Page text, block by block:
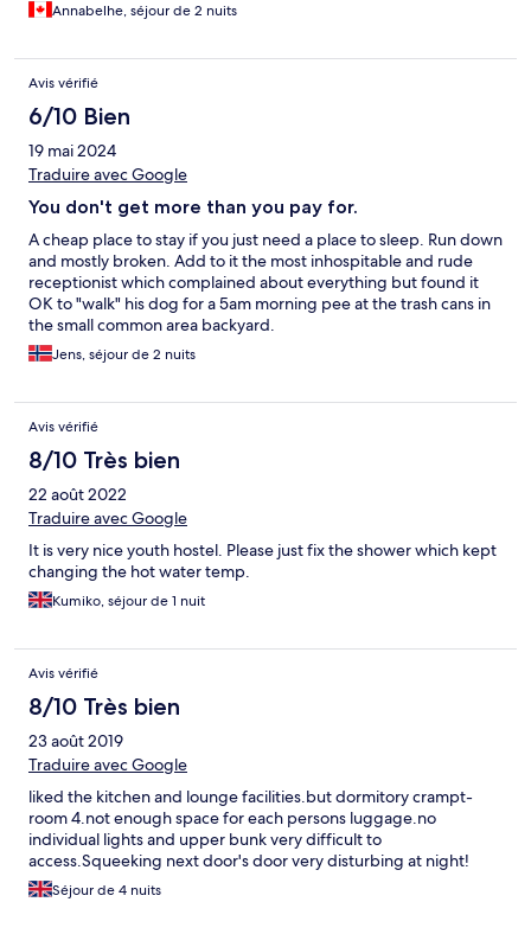
Annabelhe, séjour de 2 nuits
Avis vérifié
6/10 Bien
19 mai 2024
Traduire avec Google
You don't get more than you pay for.
A cheap place to stay if you just need a place to sleep. Run down
and mostly broken. Add to it the most inhospitable and rude
receptionist which complained about everything but found it
OK to "walk" his dog for a 5am morning pee at the trash cans in
the small common area backyard.
Jens, séjour de 2 nuits
Avis vérifié
8/10 Très bien
22 août 2022
Traduire avec Google
It is very nice youth hostel. Please just fix the shower which kept
changing the hot water temp.
Kumiko, séjour de 1 nuit
Avis vérifié
8/10 Très bien
23 août 2019
Traduire avec Google
liked the kitchen and lounge facilities.but dormitory crampt-
room 4.not enough space for each persons luggage.no
individual lights and upper bunk very difficult to
access.Squeeking next door's door very disturbing at night!
Séjour de 4 nuits